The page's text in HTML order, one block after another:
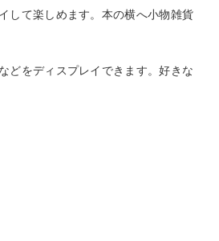
して楽しめます。本の横へ小物雑貨
どをディスプレイできます。好きな